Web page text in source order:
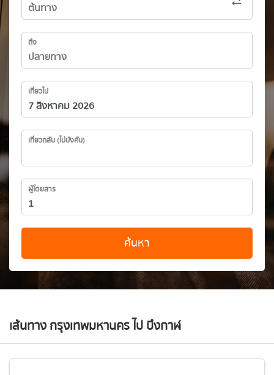
ถึง
เที่ยวไป
เที่ยวกลับ (ไม่บังคับ)
ผู้โดยสาร
ค้นหา
เส้นทาง กรุงเทพมหานคร ไป บึงกาฬ